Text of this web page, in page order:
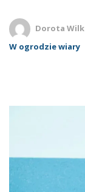
Dorota Wilk
W ogrodzie wiary